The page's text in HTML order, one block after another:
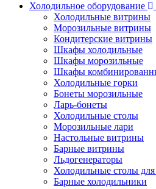
Холодильное оборудование
Холодильные витрины
Морозильные витрины
Кондитерские витрины
Шкафы холодильные
Шкафы морозильные
Шкафы
Холодильные горки
Бонеты морозильные
Ларь-бонеты
Холодильные столы
Морозильные лари
Настольные витрины
Барные витрины
Льдогенераторы
Холодильные столы
Барные холодильники